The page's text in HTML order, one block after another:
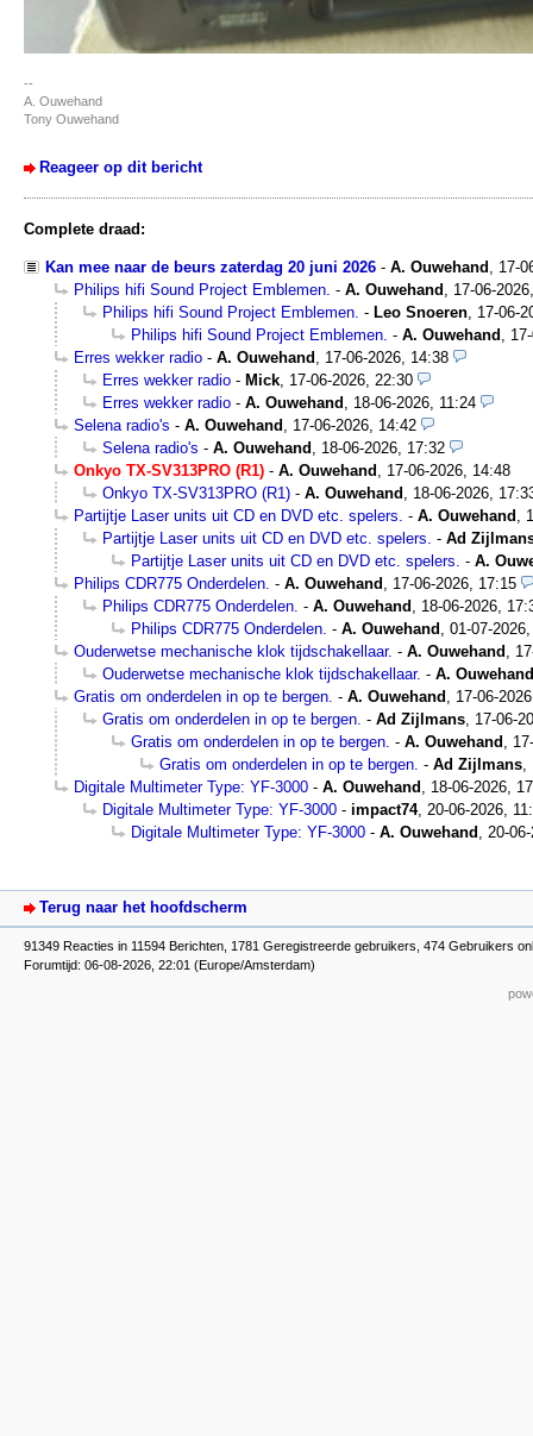
--
A. Ouwehand
Tony Ouwehand
Reageer op dit bericht
Complete draad:
Kan mee naar de beurs zaterdag 20 juni 2026 - A. Ouwehand
17-
Philips hifi Sound Project Emblemen. - A. Ouwehand
17-06-
Philips hifi Sound Project Emblemen. - Leo Snoeren 17-06-
Philips hifi Sound Project Emblemen. - A. Ouwehand
Erres wekker radio - A. Ouwehand
17-06-2026, 14:38
Erres wekker radio - Mick 17-06-2026, 22:30
Erres wekker radio - A. Ouwehand
18-06-2026, 11:24
Selena radio's - A. Ouwehand
17-06-2026, 14:42
Selena radio's - A. Ouwehand
18-06-2026, 17:32
Onkyo TX-SV313PRO (R1) - A. Ouwehand
17-06-2026, 14:48
Onkyo TX-SV313PRO (R1) - A. Ouwehand
18-06-2026,
Partijtje Laser units uit CD en DVD etc. spelers. - A. Ouwehand
Partijtje Laser units uit CD en DVD etc. spelers. - Ad
Partijtje Laser units uit CD en DVD etc. spelers. - A.
Philips CDR775 Onderdelen. - A. Ouwehand
17-06-2026, 17:15
Philips CDR775 Onderdelen. - A. Ouwehand
18-06-2026,
Philips CDR775 Onderdelen. - A. Ouwehand
01-07-
Ouderwetse mechanische klok tijdschakellaar. - A. Ouwehand
Ouderwetse mechanische klok tijdschakellaar. - A. Ouwehand
Gratis om onderdelen in op te bergen. - A. Ouwehand
17-06-
Gratis om onderdelen in op te bergen. - Ad Zijlmans 17-06-
Gratis om onderdelen in op te bergen. - A. Ouwehand
Gratis om onderdelen in op te bergen. - Ad Zijlmans
Digitale Multimeter Type: YF-3000 - A. Ouwehand
18-06-2026,
Digitale Multimeter Type: YF-3000 - impact74, 20-06-2026,
Digitale Multimeter Type: YF-3000 - A. Ouwehand 20-
Terug naar het hoofdscherm
91349 Reacties in 11594 Berichten, 1781 Geregistreerde gebruikers, 474 Gebruikers
Forumtijd: 06-08-2026, 22:01 (Europe/Amsterdam)